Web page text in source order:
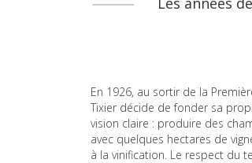
En 1926, au sortir de la
Tixier décide de fonder sa
vision claire : produire des
avec quelques hectares de
à la vinification. Le respect du